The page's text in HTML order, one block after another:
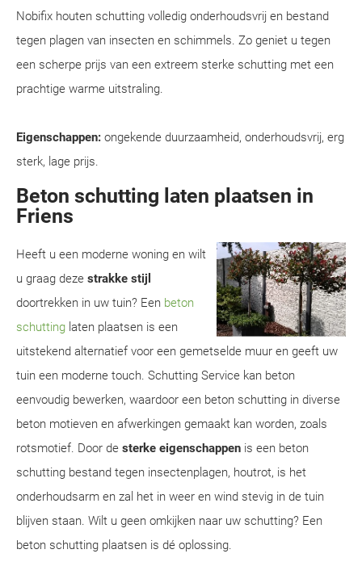
Nobifix houten schutting volledig onderhoudsvrij en bestand
tegen plagen van insecten en schimmels. Zo geniet u tegen
een scherpe prijs van een extreem sterke schutting met een
prachtige warme uitstraling.
Eigenschappen: ongekende duurzaamheid, onderhoudsvrij, erg
sterk, lage prijs.
Beton schutting laten plaatsen in
Friens
Heeft u een moderne woning en wilt
u graag deze strakke stijl
doortrekken in uw tuin? Een beton
schutting laten plaatsen is een
uitstekend alternatief voor een gemetselde muur en geeft uw
tuin een moderne touch. Schutting Service kan beton
eenvoudig bewerken, waardoor een beton schutting in diverse
beton motieven en afwerkingen gemaakt kan worden, zoals
rotsmotief. Door de sterke eigenschappen is een beton
schutting bestand tegen insectenplagen, houtrot, is het
onderhoudsarm en zal het in weer en wind stevig in de tuin
blijven staan. Wilt u geen omkijken naar uw schutting? Een
beton schutting plaatsen is dé oplossing.